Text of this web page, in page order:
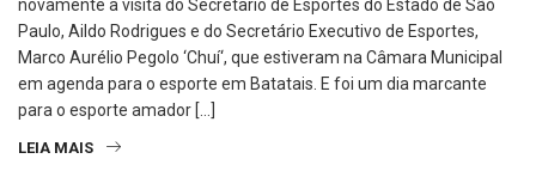
novamente a visita do Secretario de Esportes do Estado de São
Paulo, Aildo Rodrigues e do Secretário Executivo de Esportes,
Marco Aurélio Pegolo ‘Chuí‘, que estiveram na Câmara Municipal
em agenda para o esporte em Batatais. E foi um dia marcante
para o esporte amador […]
LEIA MAIS